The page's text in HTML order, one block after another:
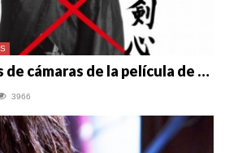
Revelan detrás de cámaras de la película de Rurouni Kenshin
3966